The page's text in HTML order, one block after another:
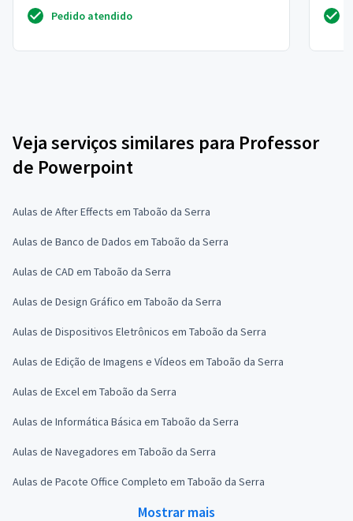
Pedido atendido
Veja serviços similares para Professor
de Powerpoint
Aulas de After Effects em Taboão da Serra
Aulas de Banco de Dados em Taboão da Serra
Aulas de CAD em Taboão da Serra
Aulas de Design Gráfico em Taboão da Serra
Aulas de Dispositivos Eletrônicos em Taboão da Serra
Aulas de Edição de Imagens e Vídeos em Taboão da Serra
Aulas de Excel em Taboão da Serra
Aulas de Informática Básica em Taboão da Serra
Aulas de Navegadores em Taboão da Serra
Aulas de Pacote Office Completo em Taboão da Serra
Mostrar mais